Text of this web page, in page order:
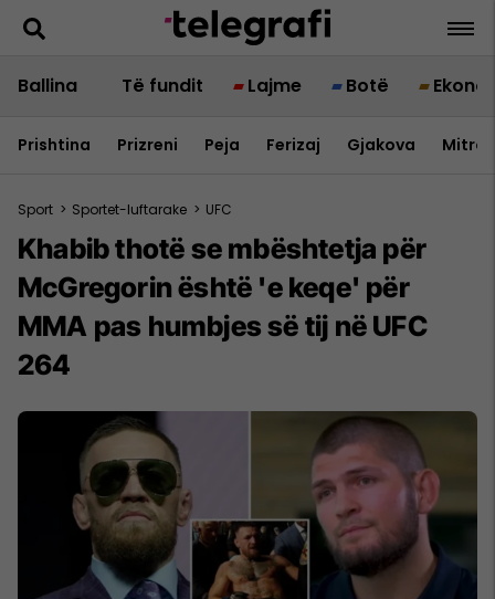
Ballina Të fundit Lajme Botë
Prishtina Prizreni Peja Ferizaj Gjakova
Sport > Sportet-luftarake > UFC
Khabib thotë se mbështetja për
McGregorin është 'e keqe' për
MMA pas humbjes së tij në UFC
264